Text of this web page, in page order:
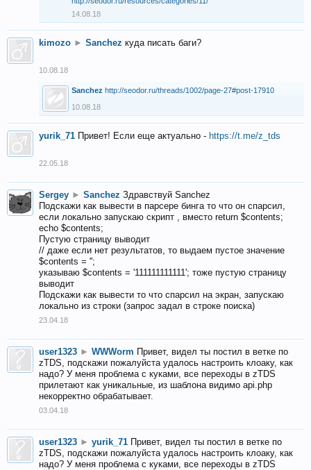
14.08.18
kimozo ► Sanchez куда писать баги?
10.08.18
Sanchez http://seodor.ru/threads/1002/page-27#post-17910
10.08.18
yurik_71 Привет! Если еще актуально - https://t.me/z_tds
22.05.18
Sergey ► Sanchez Здравствуй Sanchez
Подскажи как вывести в парсере бинга то что он спарсил,
если локально запускаю скрипт , вместо return $contents;
echo $contents;
Пустую страницу выводит
// даже если нет результатов, то выдаем пустое значение
$contents = '';
указываю $contents = '111111111111'; тоже пустую страницу
выводит
Подскажи как вывести то что спарсил на экран, запускаю
локально из строки (запрос задал в строке поиска)
23.04.18
user1323 ► WWWorm Привет, видел ты постил в ветке по
zTDS, подскажи пожалуйста удалось настроить клоаку, как
надо? У меня проблема с куками, все переходы в zTDS
прилетают как уникальные, из шаблона видимо api.php
некорректно обрабатывает.
03.04.18
user1323 ► yurik_71 Привет, видел ты постил в ветке по
zTDS, подскажи пожалуйста удалось настроить клоаку, как
надо? У меня проблема с куками, все переходы в zTDS